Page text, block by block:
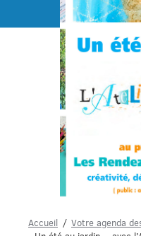
Accueil
Votre agenda